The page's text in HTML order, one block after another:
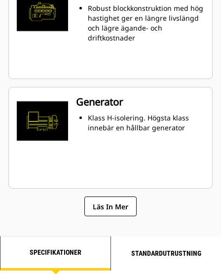
Robust blockkonstruktion med hög
hastighet ger en längre livslängd
och lägre ägande- och
driftkostnader
Generator
Klass H-isolering. Högsta klass
innebär en hållbar generator
Läs In Mer
SPECIFIKATIONER STANDARDUTRUSTNING